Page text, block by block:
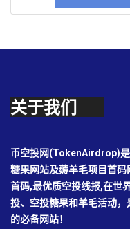
关于我们
币空投网(TokenAirdrop)
糖果网站及薅羊毛项目首
首码,最优质空投线报,在世
投、空投糖果和羊毛活动
的必备网站！